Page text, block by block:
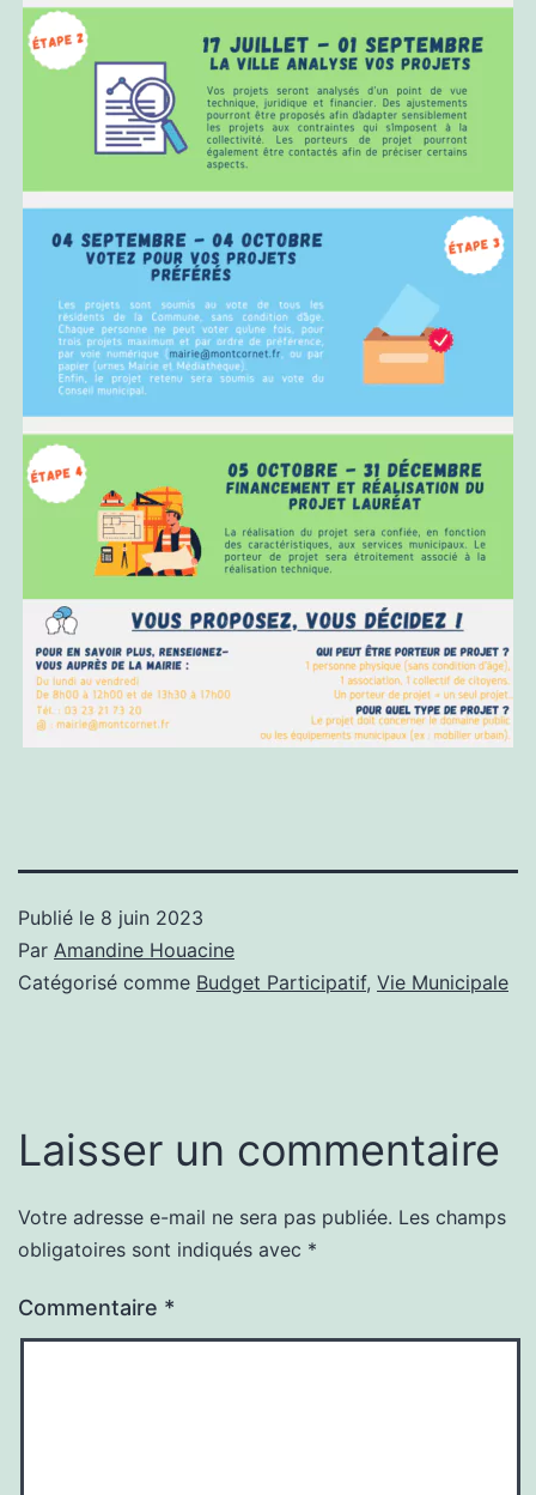
Publié le 8 juin 2023
Par Amandine Houacine
Catégorisé comme Budget Participatif, Vie Municipale
Laisser un commentaire
Votre adresse e-mail ne sera pas publiée. Les champs
obligatoires sont indiqués avec *
Commentaire *